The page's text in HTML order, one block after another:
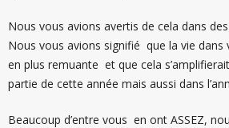
Nous vous avions avertis de cela dans
Nous vous avions signifié que la vie
en plus remuante et que cela
partie de cette année mais aussi dans
Beaucoup d’entre vous en ont ASSEZ,